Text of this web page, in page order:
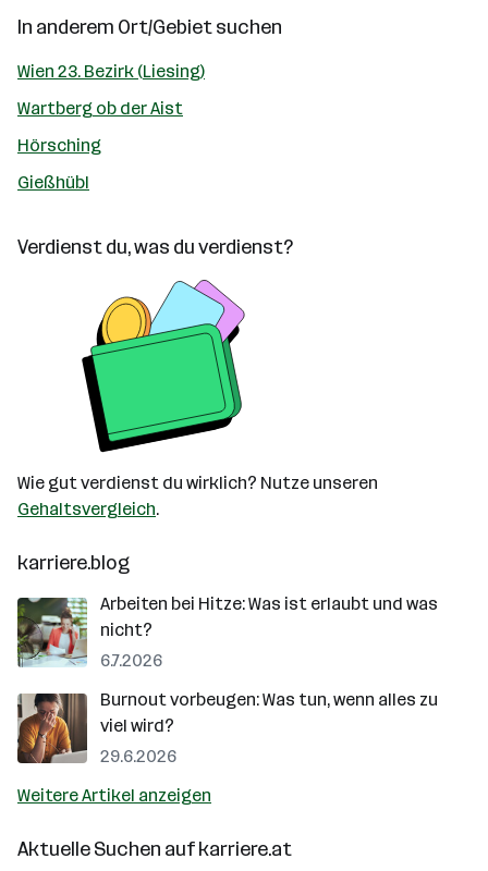
In anderem Ort/Gebiet suchen
Wien 23. Bezirk (Liesing)
Wartberg ob der Aist
Hörsching
Gießhübl
Verdienst du, was du verdienst?
Wie gut verdienst du wirklich? Nutze unseren
Gehaltsvergleich.
karriere.blog
Arbeiten bei Hitze: Was ist erlaubt und was
nicht?
6.7.2026
Burnout vorbeugen: Was tun, wenn alles zu
viel wird?
29.6.2026
Weitere Artikel anzeigen
Aktuelle Suchen aufkarriere.at